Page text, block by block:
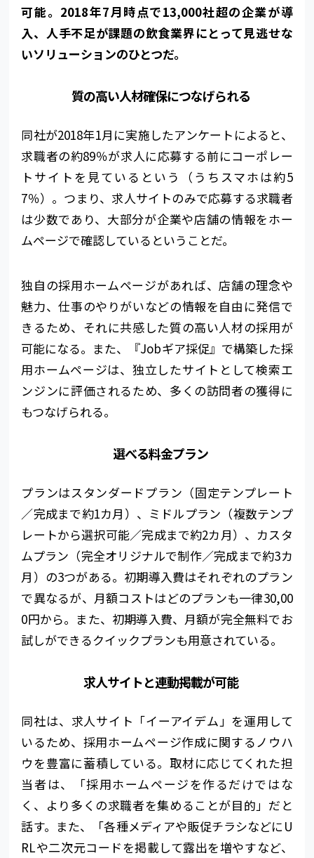
可能。2018年7月時点で13,000社超の企業が導
入、人手不足が課題の飲食業界にとって見逃せな
いソリューションのひとつだ。
質の高い人材確保につなげられる
同社が2018年1月に実施したアンケートによると、
求職者の約89％が求人に応募する前にコーポレー
トサイトを見ているという（うちスマホは約5
7％）。つまり、求人サイトのみで応募する求職者
は少数であり、大部分が企業や店舗の情報をホー
ムページで確認しているということだ。
独自の採用ホームページがあれば、店舗の理念や
魅力、仕事のやりがいなどの情報を自由に発信で
きるため、それに共感した質の高い人材の採用が
可能になる。また、『Jobギア採促』で構築した採
用ホームページは、独立したサイトとして検索エ
ンジンに評価されるため、多くの訪問者の獲得に
もつなげられる。
選べる料金プラン
プランはスタンダードプラン（固定テンプレート
／完成まで約1カ月）、ミドルプラン（複数テンプ
レートから選択可能／完成まで約2カ月）、カスタ
ムプラン（完全オリジナルで制作／完成まで約3カ
月）の3つがある。初期導入費はそれぞれのプラン
で異なるが、月額コストはどのプランも一律30,00
0円から。また、初期導入費、月額が完全無料でお
試しができるクイックプランも用意されている。
求人サイトと連動掲載が可能
同社は、求人サイト「イーアイデム」を運用して
いるため、採用ホームページ作成に関するノウハ
ウを豊富に蓄積している。取材に応じてくれた担
当者は、「採用ホームページを作るだけではな
く、より多くの求職者を集めることが目的」だと
話す。また、「各種メディアや販促チラシなどにU
RLや二次元コードを掲載して露出を増やすなど、